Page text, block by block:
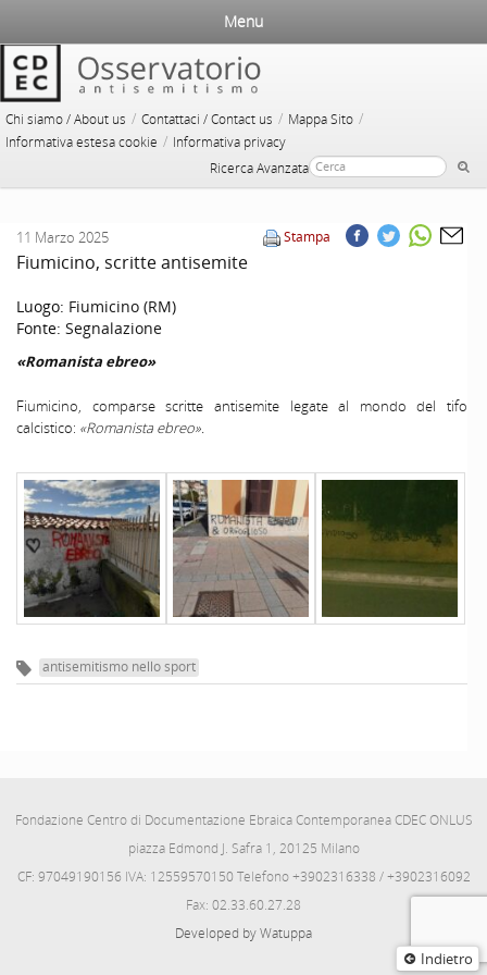
Chi siamo / About us / Contattaci / Contact us / Mappa Sito /
Informativa estesa cookie / Informativa privacy
Ricerca Avanzata
Menu
Indietro
Stampa
11 Marzo 2025
Fiumicino, scritte antisemite
Luogo: Fiumicino (RM)
Fonte: Segnalazione
«Romanista ebreo»
Fiumicino, comparse scritte antisemite legate al mondo del tifo
calcistico: «Romanista ebreo».
antisemitismo nello sport
Fondazione Centro di Documentazione Ebraica Contemporanea CDEC ONLUS
piazza Edmond J. Safra 1, 20125 Milano
CF: 97049190156 IVA: 12559570150 Telefono +3902316338 / +3902316092
Fax: 02.33.60.27.28
Developed by Watuppa